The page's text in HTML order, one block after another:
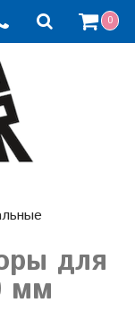
0
для
мм